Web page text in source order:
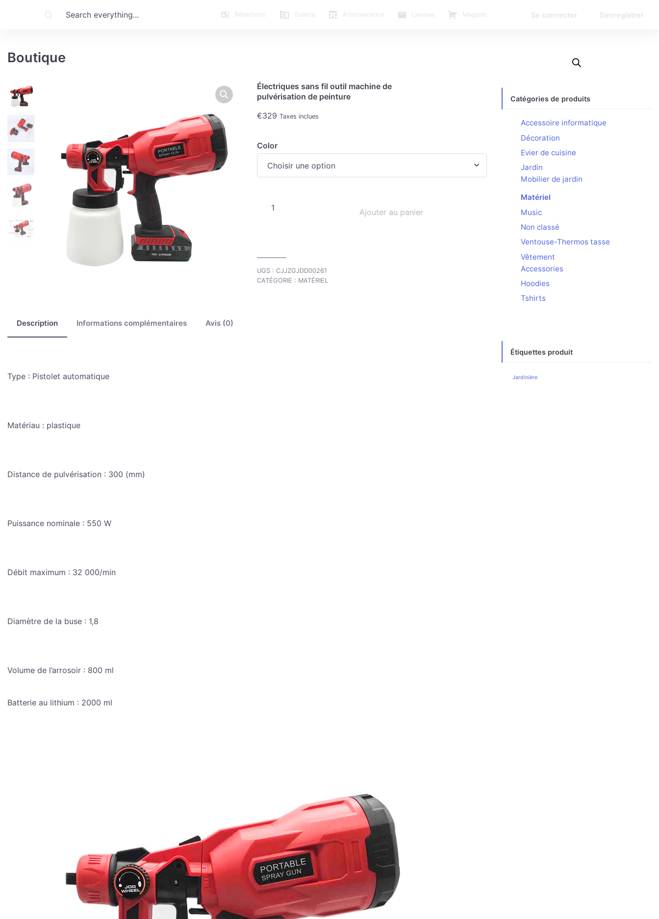
Répertoire Galerie Arborescence Lexique Magasin Se connecter S’enregistrer
Boutique
Électriques sans fil outil machine de
pulvérisation de peinture
€329 Taxes inclues
Color
Ajouter au panier
UGS : CJJZGJDD00261
CATÉGORIE : MATÉRIEL
Description Informations complémentaires Avis (0)
Type : Pistolet automatique
Matériau : plastique
Distance de pulvérisation : 300 (mm)
Puissance nominale : 550 W
Débit maximum : 32 000/min
Diamètre de la buse : 1,8
Volume de l’arrosoir : 800 ml
Batterie au lithium : 2000 ml
Catégories de produits
Accessoire informatique
Décoration
Evier de cuisine
Jardin
Mobilier de jardin
Matériel
Music
Non classé
Ventouse-Thermos tasse
Vêtement
Accessories
Hoodies
Tshirts
Étiquettes produit
Jardinière